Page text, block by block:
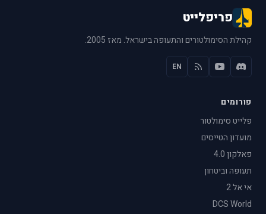
פריפלייט
קהילת הסימולטורים והתעופה בישראל. מאז 2005.
EN
פורומים
פלייט סימולטור
מועדון הטייסים
פאלקון 4.0
תעופה וביטחון
אי אל 2
DCS World